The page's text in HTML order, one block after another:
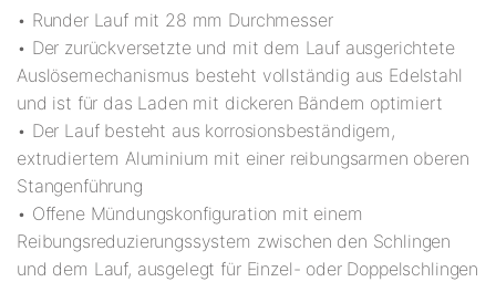
• Runder Lauf mit 28 mm Durchmesser
• Der zurückversetzte und mit dem Lauf ausgerichtete
Auslösemechanismus besteht vollständig aus Edelstahl
und ist für das Laden mit dickeren Bändern optimiert
• Der Lauf besteht aus korrosionsbeständigem,
extrudiertem Aluminium mit einer reibungsarmen oberen
Stangenführung
• Offene Mündungskonfiguration mit einem
Reibungsreduzierungssystem zwischen den Schlingen
und dem Lauf, ausgelegt für Einzel- oder Doppelschlingen